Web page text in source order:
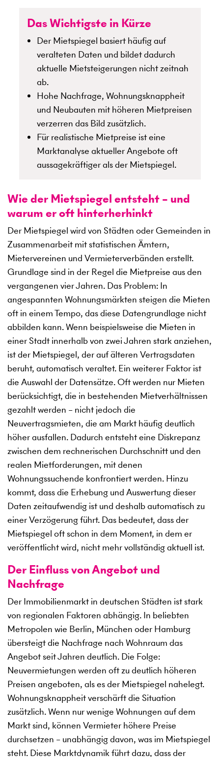
Das Wichtigste in Kürze
Der Mietspiegel basiert häufig auf
veralteten Daten und bildet dadurch
aktuelle Mietsteigerungen nicht zeitnah
ab.
Hohe Nachfrage, Wohnungsknappheit
und Neubauten mit höheren Mietpreisen
verzerren das Bild zusätzlich.
Für realistische Mietpreise ist eine
Marktanalyse aktueller Angebote oft
aussagekräftiger als der Mietspiegel.
Wie der Mietspiegel entsteht – und
warum er oft hinterherhinkt
Der Mietspiegel wird von Städten oder Gemeinden in
Zusammenarbeit mit statistischen Ämtern,
Mietervereinen und Vermieterverbänden erstellt.
Grundlage sind in der Regel die Mietpreise aus den
vergangenen vier Jahren. Das Problem: In
angespannten Wohnungsmärkten steigen die Mieten
oft in einem Tempo, das diese Datengrundlage nicht
abbilden kann. Wenn beispielsweise die Mieten in
einer Stadt innerhalb von zwei Jahren stark anziehen,
ist der Mietspiegel, der auf älteren Vertragsdaten
beruht, automatisch veraltet. Ein weiterer Faktor ist
die Auswahl der Datensätze. Oft werden nur Mieten
berücksichtigt, die in bestehenden Mietverhältnissen
gezahlt werden – nicht jedoch die
Neuvertragsmieten, die am Markt häufig deutlich
höher ausfallen. Dadurch entsteht eine Diskrepanz
zwischen dem rechnerischen Durchschnitt und den
realen Mietforderungen, mit denen
Wohnungssuchende konfrontiert werden. Hinzu
kommt, dass die Erhebung und Auswertung dieser
Daten zeitaufwendig ist und deshalb automatisch zu
einer Verzögerung führt. Das bedeutet, dass der
Mietspiegel oft schon in dem Moment, in dem er
veröffentlicht wird, nicht mehr vollständig aktuell ist.
Der Einfluss von Angebot und
Nachfrage
Der Immobilienmarkt in deutschen Städten ist stark
von regionalen Faktoren abhängig. In beliebten
Metropolen wie Berlin, München oder Hamburg
übersteigt die Nachfrage nach Wohnraum das
Angebot seit Jahren deutlich. Die Folge:
Neuvermietungen werden oft zu deutlich höheren
Preisen angeboten, als es der Mietspiegel nahelegt.
Wohnungsknappheit verschärft die Situation
zusätzlich. Wenn nur wenige Wohnungen auf dem
Markt sind, können Vermieter höhere Preise
durchsetzen – unabhängig davon, was im Mietspiegel
steht. Diese Marktdynamik führt dazu, dass der